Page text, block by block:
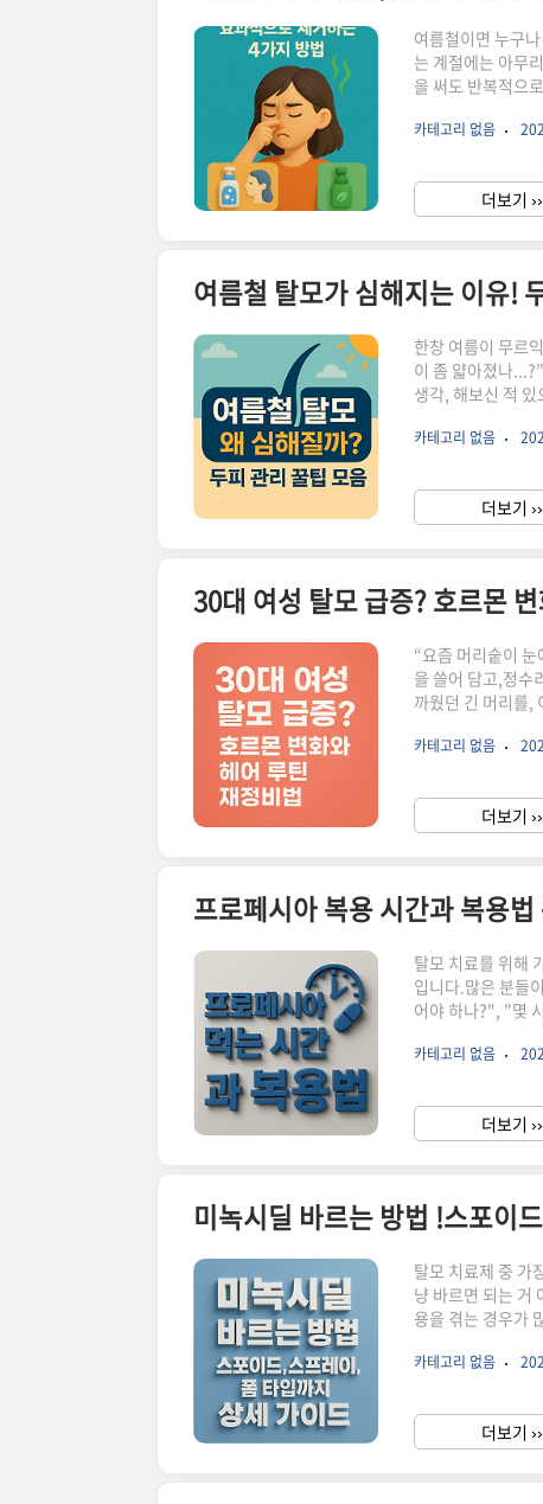
여름철이면 누구
는 계절에는 아무
을 써도 반복적으
다. 상쾌하고 산뜻
용, 젖은 머리 방치
제거미지근한 물
카테고리 없음
더보기 ››
여름철 탈모가 심해지는 이유!
한창 여름이 무르
이 좀 얇아졌나
생각, 해보신 적
모’라는 녀석이 생
외선입니다.우리
두피도 피부라는
카테고리 없음
더보기 ››
30대 여성 탈모 급증? 호르몬
“요즘 머리숱이
을 쓸어 담고,정수
까웠던 긴 머리를,
팁까지 알려드릴
다.특히 여성의 몸
로겐 감소갑상선
카테고리 없음
더보기 ››
프로페시아 복용 시간과 복용법
탈모 치료를 위해
입니다.많은 분들
어야 하나?", "몇
사항까지 핵심만
테스토스테론) 생
개발되었지만,
카테고리 없음
더보기 ››
미녹시딜 바르는 방법 !스포이
탈모 치료제 중
냥 바르면 되는 거
용을 겪는 경우가
녹시딜을 처음 사
저 모든 타입 공통
조된 상태에서 사
카테고리 없음
더보기 ››